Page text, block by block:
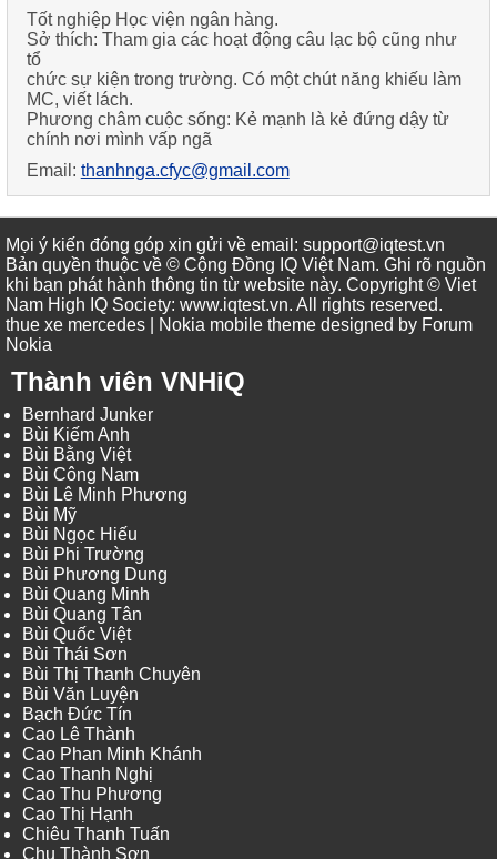
Tốt nghiệp Học viện ngân hàng.
Sở thích: Tham gia các hoạt động câu lạc bộ cũng như
tổ
chức sự kiện trong trường. Có một chút năng khiếu làm
MC, viết lách.
Phương châm cuộc sống: Kẻ mạnh là kẻ đứng dậy từ
chính nơi mình vấp ngã
Email: thanhnga.cfyc@gmail.com
Mọi ý kiến đóng góp xin gửi về email: support@iqtest.vn
Bản quyền thuộc về © Cộng Đồng IQ Việt Nam. Ghi rõ nguồn
khi bạn phát hành thông tin từ website này. Copyright © Viet
Nam High IQ Society: www.iqtest.vn. All rights reserved.
thue xe mercedes | Nokia mobile theme designed by Forum
Nokia
Thành viên VNHiQ
Bernhard Junker
Bùi Kiếm Anh
Bùi Bằng Việt
Bùi Công Nam
Bùi Lê Minh Phương
Bùi Mỹ
Bùi Ngọc Hiếu
Bùi Phi Trường
Bùi Phương Dung
Bùi Quang Minh
Bùi Quang Tân
Bùi Quốc Việt
Bùi Thái Sơn
Bùi Thị Thanh Chuyên
Bùi Văn Luyện
Bạch Đức Tín
Cao Lê Thành
Cao Phan Minh Khánh
Cao Thanh Nghị
Cao Thu Phương
Cao Thị Hạnh
Chiêu Thanh Tuấn
Chu Thành Sơn